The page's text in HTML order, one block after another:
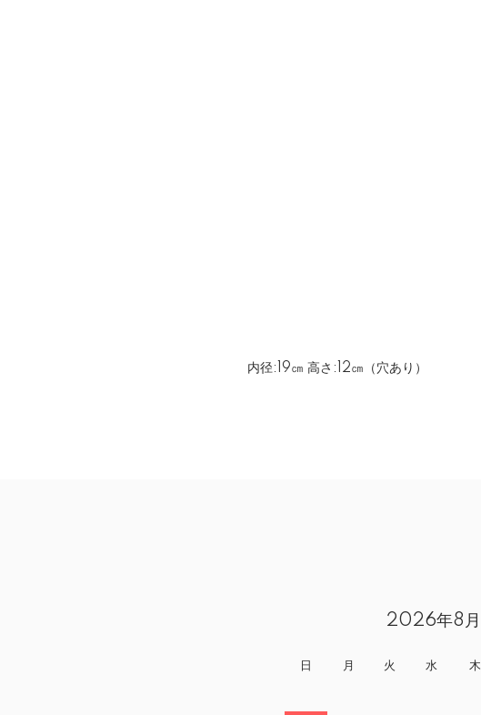
内径:19㎝ 高さ:12㎝（穴あり）
2026年8月
日 月 火 水 木